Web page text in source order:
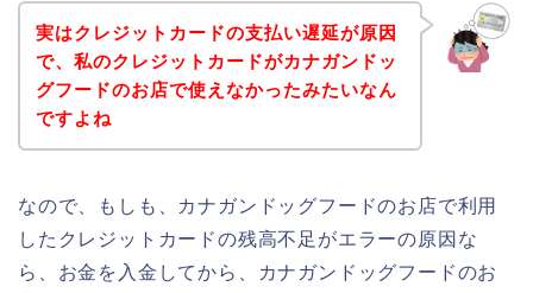
実はクレジットカードの支払い遅延が原因
で、私のクレジットカードがカナガンドッ
グフードのお店で使えなかったみたいなん
ですよね
なので、もしも、カナガンドッグフードのお店で利用
したクレジットカードの残高不足がエラーの原因な
ら、お金を入金してから、カナガンドッグフードのお